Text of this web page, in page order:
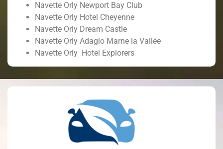
Navette Orly Newport Bay Club
Navette Orly Hotel Cheyenne
Navette Orly Dream Castle
Navette Orly Adagio Marne la Vallée
Navette Orly Hotel Explorers